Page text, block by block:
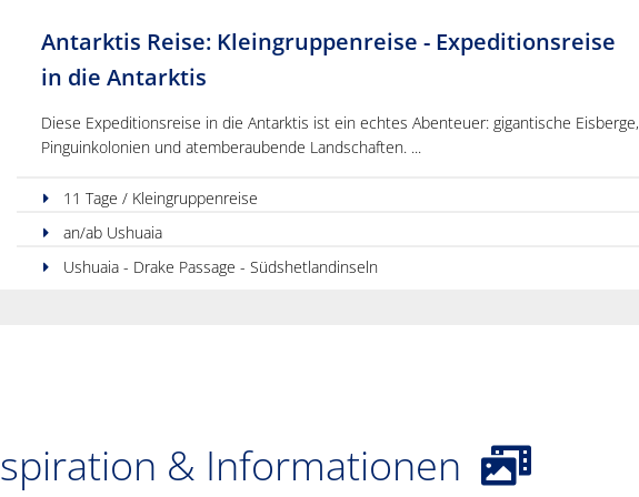
Antarktis Reise: Kleingruppenreise - Expeditionsreise
in die Antarktis
Diese Expeditionsreise in die Antarktis ist ein echtes Abenteuer: gigantische Eisberge,
Pinguinkolonien und atemberaubende Landschaften.
11 Tage / Kleingruppenreise
an/ab Ushuaia
Ushuaia - Drake Passage - Südshetlandinseln
& Informationen